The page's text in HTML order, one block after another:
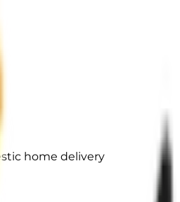
home delivery